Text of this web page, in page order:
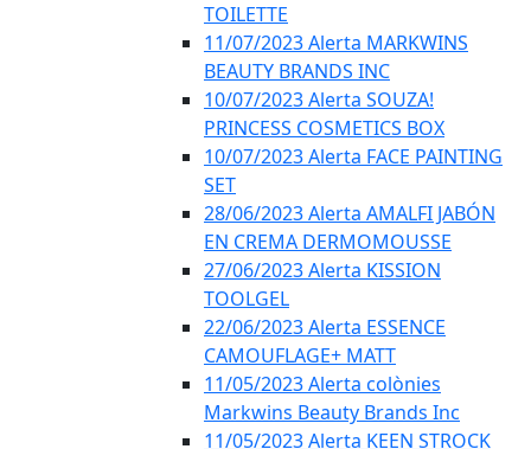
TOILETTE
11/07/2023 Alerta MARKWINS
BEAUTY BRANDS INC
10/07/2023 Alerta SOUZA!
PRINCESS COSMETICS BOX
10/07/2023 Alerta FACE PAINTING
SET
28/06/2023 Alerta AMALFI JABÓN
EN CREMA DERMOMOUSSE
27/06/2023 Alerta KISSION
TOOLGEL
22/06/2023 Alerta ESSENCE
CAMOUFLAGE+ MATT
11/05/2023 Alerta colònies
Markwins Beauty Brands Inc
11/05/2023 Alerta KEEN STROCK